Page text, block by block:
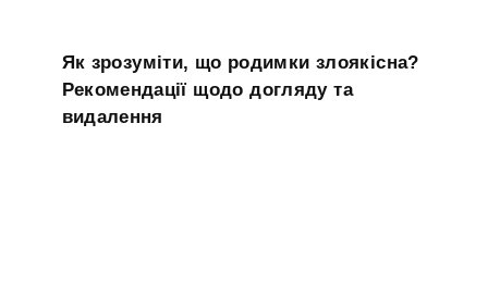
Як зрозуміти, що родимки злоякісна?
Рекомендації щодо догляду та
видалення